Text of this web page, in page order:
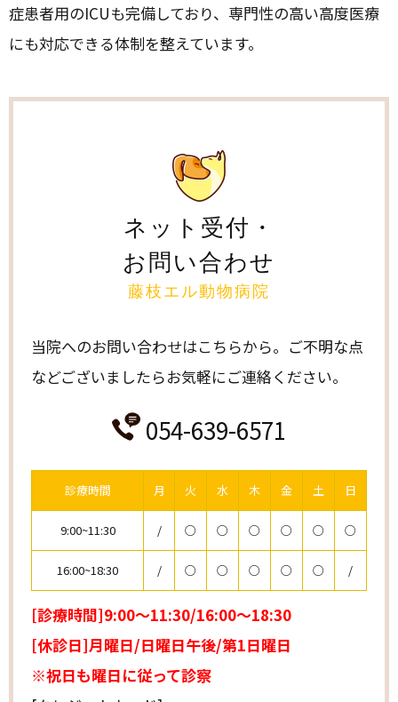
症患者用のICUも完備しており、専門性の高い高度医療
にも対応できる体制を整えています。
ネット受付・
お問い合わせ
藤枝エル動物病院
当院へのお問い合わせはこちらから。 ご不明な点
などございましたらお気軽にご連絡ください。
054-639-6571
診療時間 月 火 水 木 金 土 日
9:00~11:30 / ○ ○ ○ ○ ○ ○
16:00~18:30 / ○ ○ ○ ○ ○ /
[診療時間]9:00～11:30/16:00～18:30
[休診日]月曜日/日曜日午後/第1日曜日
※祝日も曜日に従って診察